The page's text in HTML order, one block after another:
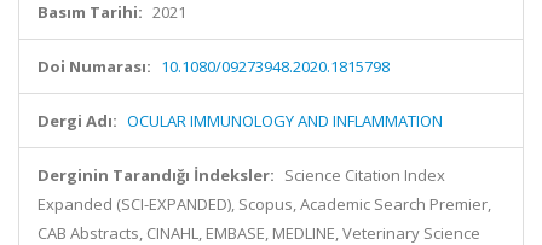
Basım Tarihi: 2021
Doi Numarası: 10.1080/09273948.2020.1815798
Dergi Adı: OCULAR IMMUNOLOGY AND INFLAMMATION
Derginin Tarandığı İndeksler: Science Citation Index
Expanded (SCI-EXPANDED), Scopus, Academic Search Premier,
CAB Abstracts, CINAHL, EMBASE, MEDLINE, Veterinary Science